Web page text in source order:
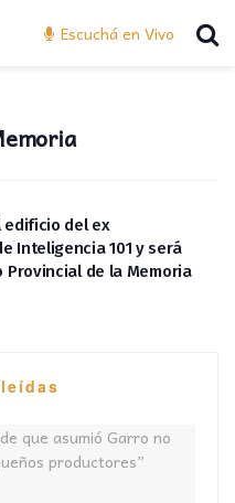
Escuchá en Vivo
del ex
Inteligencia 101 y será
Provincial de la Memoria